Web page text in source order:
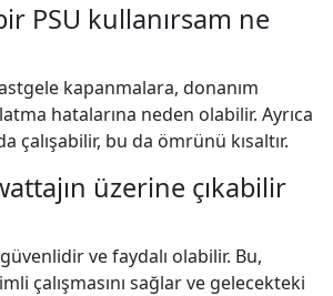
PSU kullanırsam ne
kapanmalara, donanım
hatalarına neden olabilir. Ayrıca
çalışabilir, bu da ömrünü kısaltır.
üzerine çıkabilir
ve faydalı olabilir. Bu,
çalışmasını sağlar ve gelecekteki